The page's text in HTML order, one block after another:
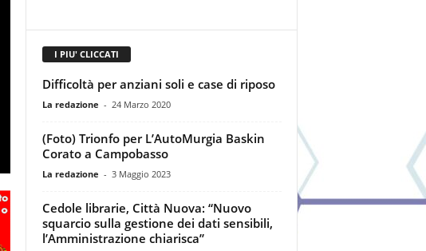
I PIU' CLICCATI
Difficoltà per anziani soli e case di riposo
La redazione - 24 Marzo 2020
(Foto) Trionfo per L’AutoMurgia Baskin
Corato a Campobasso
La redazione - 3 Maggio 2023
Cedole librarie, Città Nuova: “Nuovo
squarcio sulla gestione dei dati sensibili,
l’Amministrazione chiarisca”